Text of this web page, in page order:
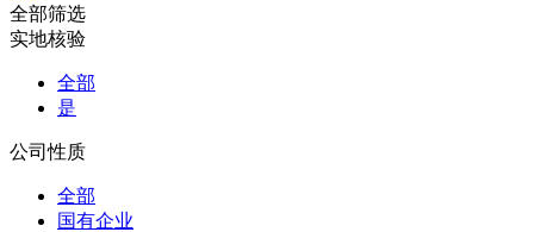
全部筛选
实地核验
全部
是
公司性质
全部
国有企业